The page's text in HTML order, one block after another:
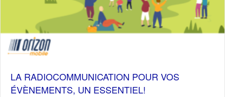
LA RADIOCOMMUNICATION POUR VOS
ÉVÈNEMENTS, UN ESSENTIEL!